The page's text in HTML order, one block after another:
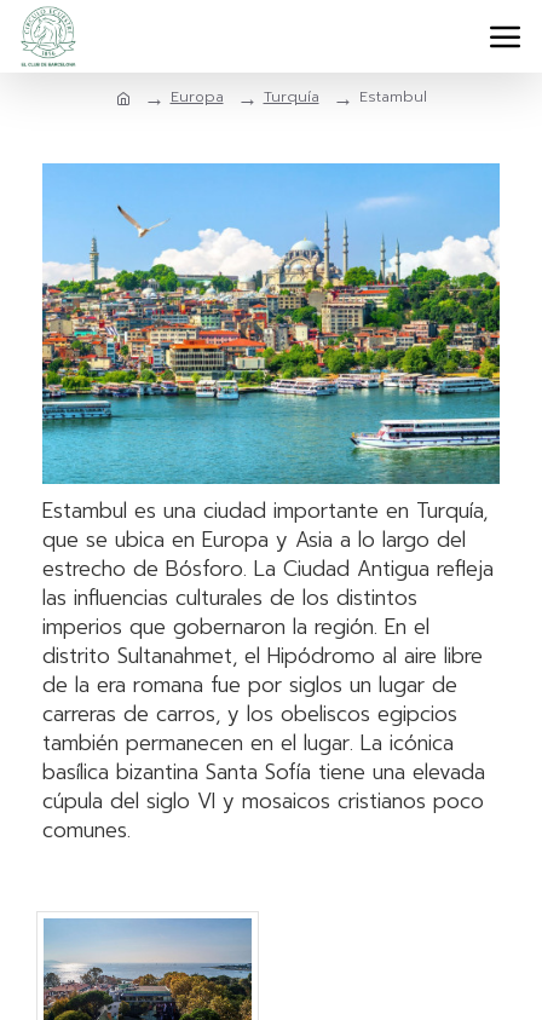
Europa Turquía Estambul
Estambul es una ciudad importante en Turquía,
que se ubica en Europa y Asia a lo largo del
estrecho de Bósforo. La Ciudad Antigua refleja
las influencias culturales de los distintos
imperios que gobernaron la región. En el
distrito Sultanahmet, el Hipódromo al aire libre
de la era romana fue por siglos un lugar de
carreras de carros, y los obeliscos egipcios
también permanecen en el lugar. La icónica
basílica bizantina Santa Sofía tiene una elevada
cúpula del siglo VI y mosaicos cristianos poco
comunes.